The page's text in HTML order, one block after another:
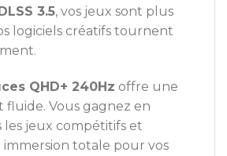
3.5, vos jeux sont plus
logiciels créatifs tournent
QHD+ 240Hz offre une
Vous gagnez en
les jeux compétitifs et
immersion totale pour vos